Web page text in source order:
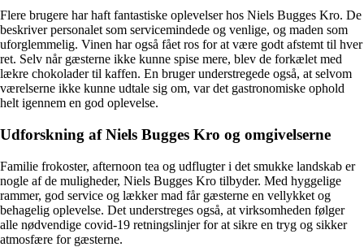
Flere brugere har haft fantastiske oplevelser hos Niels Bugges Kro. De
beskriver personalet som servicemindede og venlige, og maden som
uforglemmelig. Vinen har også fået ros for at være godt afstemt til hver
ret. Selv når gæsterne ikke kunne spise mere, blev de forkælet med
lækre chokolader til kaffen. En bruger understregede også, at selvom
værelserne ikke kunne udtale sig om, var det gastronomiske ophold
helt igennem en god oplevelse.
Udforskning af Niels Bugges Kro og omgivelserne
Familie frokoster, afternoon tea og udflugter i det smukke landskab er
nogle af de muligheder, Niels Bugges Kro tilbyder. Med hyggelige
rammer, god service og lækker mad får gæsterne en vellykket og
behagelig oplevelse. Det understreges også, at virksomheden følger
alle nødvendige covid-19 retningslinjer for at sikre en tryg og sikker
atmosfære for gæsterne.